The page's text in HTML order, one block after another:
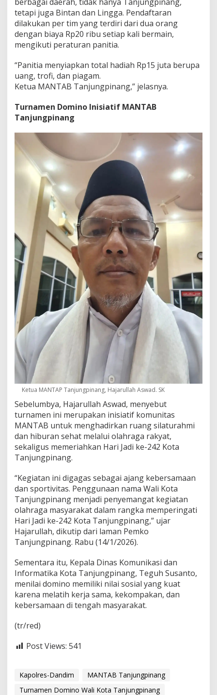
tetapi juga Bintan dan Lingga. Pendaftaran
dilakukan per tim yang terdiri dari dua orang
dengan biaya Rp20 ribu setiap kali bermain,
mengikuti peraturan panitia.
“Panitia menyiapkan total hadiah Rp15 juta berupa
uang, trofi, dan piagam.
Ketua MANTAB Tanjungpinang,” jelasnya.
Turnamen Domino Inisiatif MANTAB
Tanjungpinang
Ketua MANTAP Tanjungpinang, Hajarullah Aswad. SK
Sebelumbya, Hajarullah Aswad, menyebut
turnamen ini merupakan inisiatif komunitas
MANTAB untuk menghadirkan ruang silaturahmi
dan hiburan sehat melalui olahraga rakyat,
sekaligus memeriahkan Hari Jadi ke-242 Kota
Tanjungpinang.
“Kegiatan ini digagas sebagai ajang kebersamaan
dan sportivitas. Penggunaan nama Wali Kota
Tanjungpinang menjadi penyemangat kegiatan
olahraga masyarakat dalam rangka memperingati
Hari Jadi ke-242 Kota Tanjungpinang,” ujar
Hajarullah, dikutip dari laman Pemko
Tanjungpinang. Rabu (14/1/2026).
Sementara itu, Kepala Dinas Komunikasi dan
Informatika Kota Tanjungpinang, Teguh Susanto,
menilai domino memiliki nilai sosial yang kuat
karena melatih kerja sama, kekompakan, dan
kebersamaan di tengah masyarakat.
(tr/red)
Post Views: 541
Kapolres-Dandim
MANTAB Tanjungpinang
Turnamen Domino Wali Kota Tanjungpinang